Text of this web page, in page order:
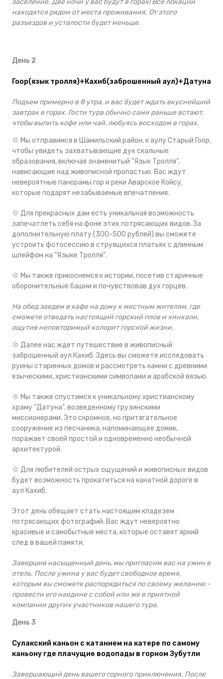
находятся рядом от места проживания. От этого
разъездов и усталости будет меньше.
День 2
Гоор(язык тролля)+Кахиб(заброшенный аул)+Датуна
Подъем примерно в 8 утра, и вас будет ждать вкуснейший
завтрак в горах. Гости тура обычно сами раньше встают,
чтобы выпить кофе или чай, любуясь восходом в горах.
💠 Мы отправимся в Шамильский район, к аулу Старый Гоор,
чтобы увидеть захватывающие дух скальные
образования, включая знаменитый "Язык Тролля",
нависающие над живописной пропастью. Вас ждут
невероятные панорамы гор и реки Аварское Койсу,
которые подарят незабываемые впечатления.
💠 Для прекрасных дам есть уникальная возможность
запечатлеть себя на фоне этих потрясающих видов. За
дополнительную плату (300-500 рублей) вы сможете
устроить фотосессию в струящихся платьях с длинным
шлейфом на "Языке Тролля".
💠 Мы также прикоснемся к истории, посетив старинные
оборонительные башни и почувствовав дух горцев.
На обед заедем в кафе на дому к местным жителям, где
сможете отведать настоящий горский плов и хинкали,
ощутив неповторимый колорит горской жизни.
💠 Далее нас ждет путешествие в живописный
заброшенный аул Кахиб. Здесь вы сможете исследовать
руины старинных домов и рассмотреть камни с древними
языческими, христианскими символами и арабской вязью.
💠 Мы также спустимся к уникальному христианскому
храму "Датуна", возведенному грузинскими
миссионерами. Это скромное, но притягательное
сооружение из песчаника, напоминающее домик,
поражает своей простой и одновременно необычной
архитектурой.
💠 Для любителей острых ощущений и живописных видов
будет возможность прокатиться на канатной дороге в
аул Кахиб.
Этот день обещает стать настоящим кладезем
потрясающих фотографий. Вас ждут невероятно
красивые и самобытные места, которые оставят яркий
след в вашей памяти.
Завершив насыщенный день, мы пригласим вас на ужин в
отель. После ужина у вас будет свободное время,
которым вы сможете распорядиться по своему желанию -
провести его наедине с собой или же в приятной
компании других участников нашего тура.
День 3
Сулакский каньон с катанием на катере по самому
каньону где плачущие водопады в горном Зубутли
Завершающий день вашего горного приключения. После